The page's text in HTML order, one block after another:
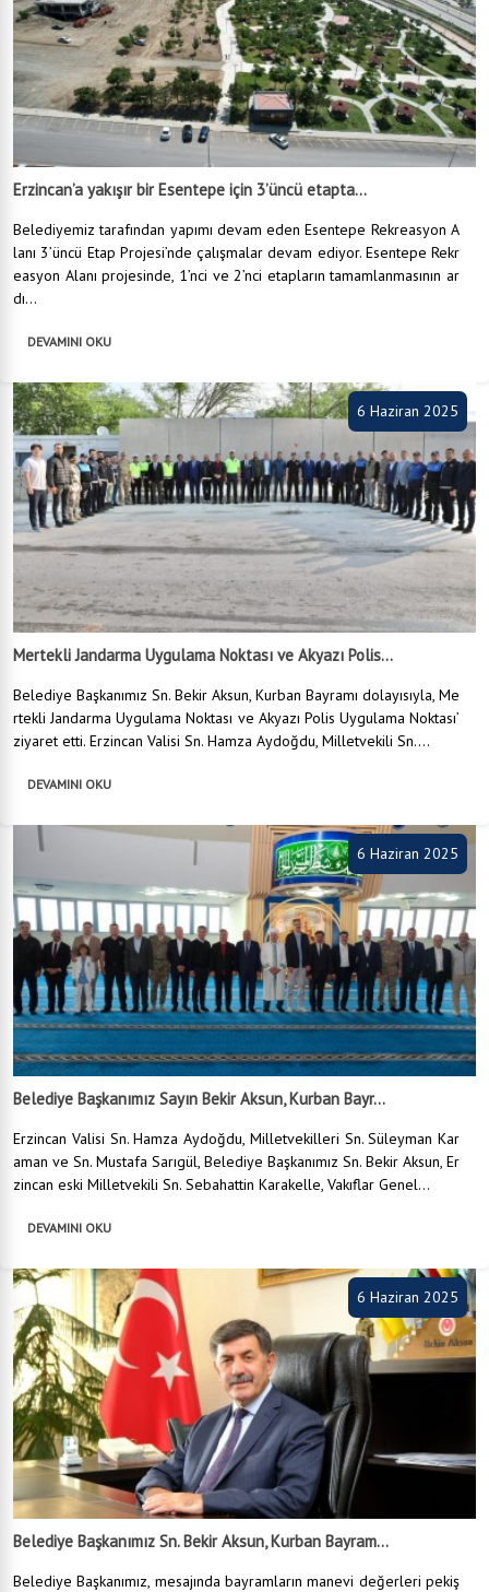
Erzincan’a yakışır bir Esentepe için 3’üncü etapta...
Belediyemiz tarafından yapımı devam eden Esentepe Rekreasyon A
lanı 3’üncü Etap Projesi’nde çalışmalar devam ediyor. Esentepe Rekr
easyon Alanı projesinde, 1’nci ve 2’nci etapların tamamlanmasının ar
dı...
DEVAMINI OKU
6 Haziran 2025
Mertekli Jandarma Uygulama Noktası ve Akyazı Polis...
Belediye Başkanımız Sn. Bekir Aksun, Kurban Bayramı dolayısıyla, Me
rtekli Jandarma Uygulama Noktası ve Akyazı Polis Uygulama Noktası’
ziyaret etti. Erzincan Valisi Sn. Hamza Aydoğdu, Milletvekili Sn....
DEVAMINI OKU
6 Haziran 2025
Belediye Başkanımız Sayın Bekir Aksun, Kurban Bayr...
Erzincan Valisi Sn. Hamza Aydoğdu, Milletvekilleri Sn. Süleyman Kar
aman ve Sn. Mustafa Sarıgül, Belediye Başkanımız Sn. Bekir Aksun, Er
zincan eski Milletvekili Sn. Sebahattin Karakelle, Vakıflar Genel...
DEVAMINI OKU
6 Haziran 2025
Belediye Başkanımız Sn. Bekir Aksun, Kurban Bayram...
Belediye Başkanımız, mesajında bayramların manevi değerleri pekiş